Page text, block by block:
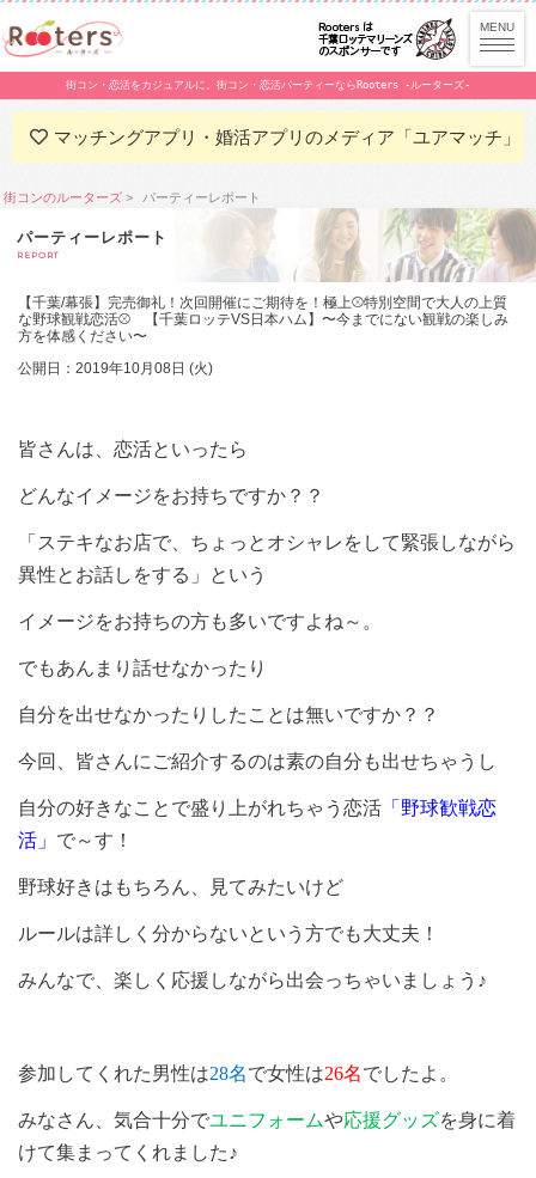
街コン・恋活をカジュアルに。街コン・恋活パーティーならRooters -ルーターズ-
マッチングアプリ・婚活アプリのメディア「ユアマッチ」
街コンのルーターズ パーティーレポート
パーティーレポート
REPORT
【千葉/幕張】完売御礼！次回開催にご期待を！極上⚾特別空間で大人の上質
な野球観戦恋活⚾ 【千葉ロッテVS日本ハム】〜今までにない観戦の楽しみ
方を体感ください〜
公開日：2019年10月08日 (火)
皆さんは、恋活といったら
どんなイメージをお持ちですか？？
「ステキなお店で、ちょっとオシャレをして緊張しながら
異性とお話しをする」という
イメージをお持ちの方も多いですよね～。
でもあんまり話せなかったり
自分を出せなかったりしたことは無いですか？？
今回、皆さんにご紹介するのは素の自分も出せちゃうし
自分の好きなことで盛り上がれちゃう恋活 「野球歓戦恋
活」 で～す！
野球好きはもちろん、見てみたいけど
ルールは詳しく分からないという方でも大丈夫！
みんなで、楽しく応援しながら出会っちゃいましょう♪
参加してくれた男性は28名で女性は26名でしたよ。
みなさん、気合十分でユニフォームや応援グッズを身に着
けて集まってくれました♪